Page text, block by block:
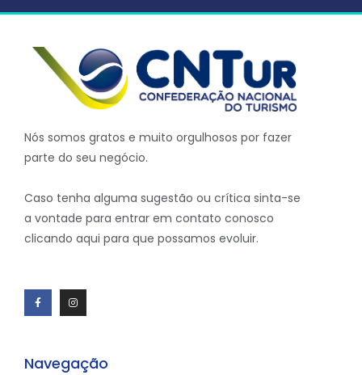
Nós somos gratos e muito orgulhosos por fazer
parte do seu negócio.
Caso tenha alguma sugestão ou crítica sinta-se
a vontade para entrar em contato conosco
clicando aqui para que possamos evoluir.
Navegação